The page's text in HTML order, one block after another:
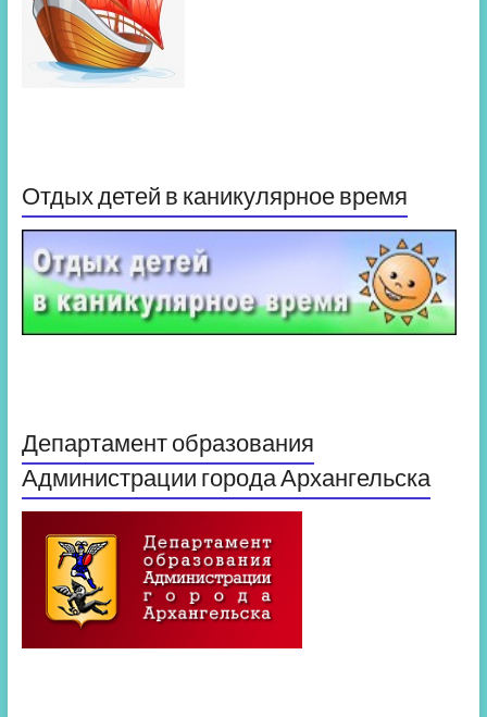
Отдых детей в каникулярное время
Департамент образования
Администрации города Архангельска